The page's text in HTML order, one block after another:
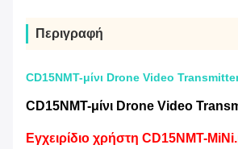
Περιγραφή
CD15NMT-μίνι Drone Video
CD15NMT-μίνι Drone Video
Εγχειρίδιο χρήστη CD15NMT-